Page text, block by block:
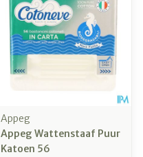
Appeg
Appeg Wattenstaaf Puur
Katoen 56